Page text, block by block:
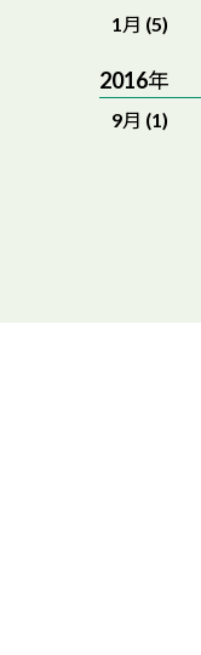
1月 (5)
2016年
9月 (1)